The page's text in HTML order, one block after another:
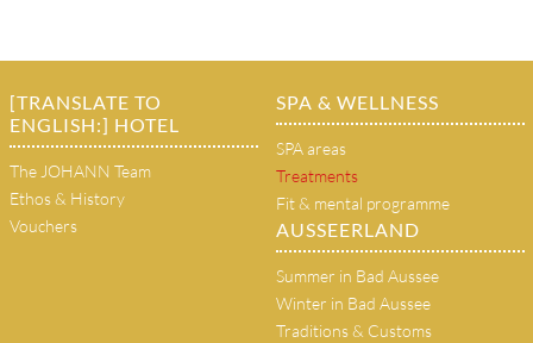
[TRANSLATE TO
ENGLISH:] HOTEL
The JOHANN Team
Ethos & History
Vouchers
SPA & WELLNESS
SPA areas
Treatments
Fit & mental programme
AUSSEERLAND
Summer in Bad Aussee
Winter in Bad Aussee
Traditions & Customs